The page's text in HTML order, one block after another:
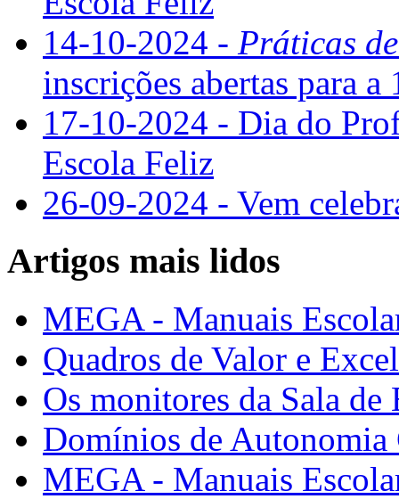
14-10-2024 - Práticas
inscrições abertas para a
17-10-2024 - Dia do
Escola Feliz
26-09-2024 - Vem
Artigos mais lidos
MEGA - Manuais
Quadros de Valor e
Os monitores da Sala de
Domínios de Autonomia
MEGA - Manuais